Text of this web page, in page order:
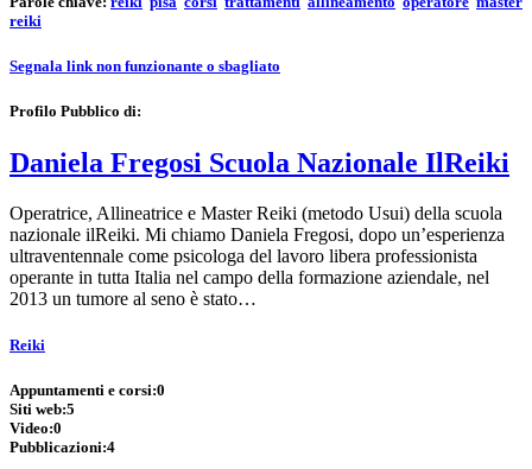
reiki
Segnala link non funzionante o sbagliato
Profilo Pubblico di:
Daniela Fregosi Scuola Nazionale IlReiki
Operatrice, Allineatrice e Master Reiki (metodo Usui) della scuola
nazionale ilReiki. Mi chiamo Daniela Fregosi, dopo un’esperienza
ultraventennale come psicologa del lavoro libera professionista
operante in tutta Italia nel campo della formazione aziendale, nel
2013 un tumore al seno è stato…
Reiki
Appuntamenti e corsi:0
Siti web:5
Video:0
Pubblicazioni:4